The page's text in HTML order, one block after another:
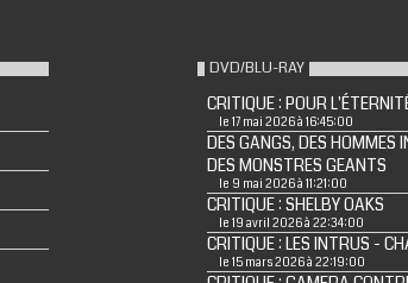
DVD/BLU-RAY
CRITIQUE : POUR
le 17 mai 2026 à 16:45:00
DES GANGS, DES HOMMES
DES MONSTRES GEANTS
le 9 mai 2026 à 11:21:00
CRITIQUE : SHELBY OAKS
le 19 avril 2026 à 22:34:00
CRITIQUE : LES INTRUS -
le 15 mars 2026 à 22:19:00